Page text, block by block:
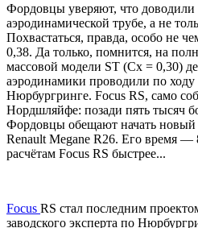
Фордовцы уверяют, что доводили
аэродинамической трубе, а не
Похвастаться, правда, особо не
0,38. Да только, помнится, на
массовой модели ST (Cx = 0,30)
аэродинамики проводили по
Нюрбургринге. Focus RS, само
Нордшляйфе: позади пять тысяч
Фордовцы обещают начать новый
Renault Megane R26. Его время
расчётам Focus RS быстрее...
Focus RS стал последним
заводского эксперта по